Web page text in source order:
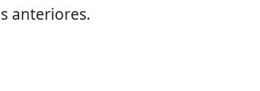
anteriores.